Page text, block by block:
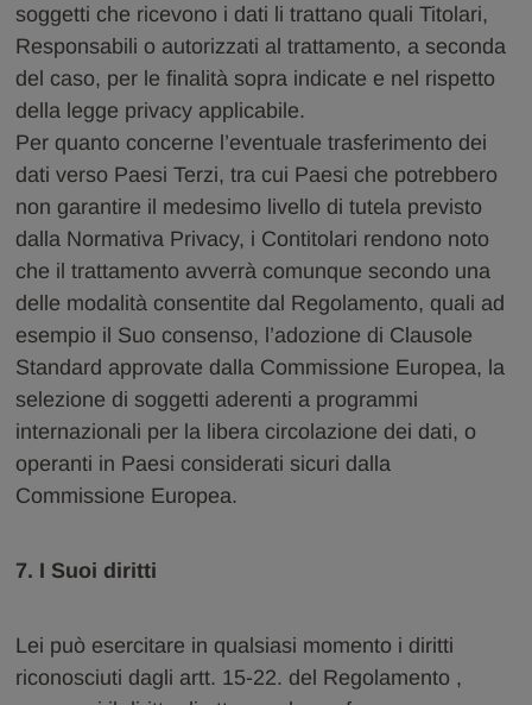
soggetti che ricevono i dati li trattano quali Titolari,
Responsabili o autorizzati al trattamento, a seconda
del caso, per le finalità sopra indicate e nel rispetto
della legge privacy applicabile.
Per quanto concerne l’eventuale trasferimento dei
dati verso Paesi Terzi, tra cui Paesi che potrebbero
non garantire il medesimo livello di tutela previsto
dalla Normativa Privacy, i Contitolari rendono noto
che il trattamento avverrà comunque secondo una
delle modalità consentite dal Regolamento, quali ad
esempio il Suo consenso, l’adozione di Clausole
Standard approvate dalla Commissione Europea, la
selezione di soggetti aderenti a programmi
internazionali per la libera circolazione dei dati, o
operanti in Paesi considerati sicuri dalla
Commissione Europea.
7. I Suoi diritti
Lei può esercitare in qualsiasi momento i diritti
riconosciuti dagli artt. 15-22. del Regolamento ,